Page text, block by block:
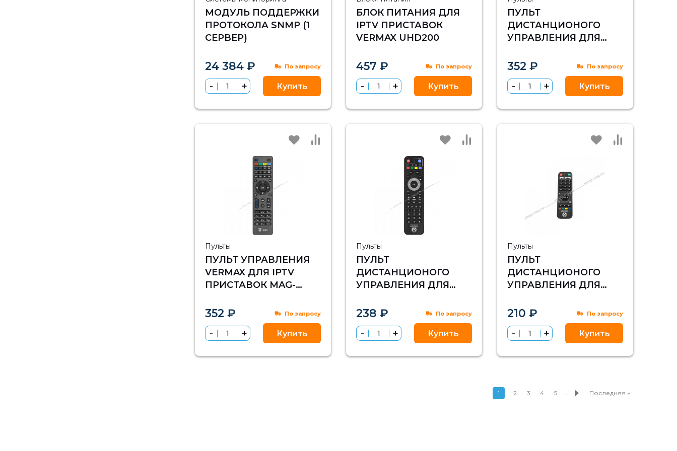
МОДУЛЬ ПОДДЕРЖКИ
ПРОТОКОЛА SNMP (1
СЕРВЕР)
24 384 ₽ По запросу
Купить
БЛОК ПИТАНИЯ ДЛЯ
IPTV ПРИСТАВОК
VERMAX UHD200
457 ₽ По запросу
Купить
ПУЛЬТ
ДИСТАНЦИОНОГО
УПРАВЛЕНИЯ ДЛЯ
VERMAX SLIM
352 ₽ По запросу
Купить
Пульты
ПУЛЬТ УПРАВЛЕНИЯ
VERMAX ДЛЯ IPTV
ПРИСТАВОК MAG-
352 ₽ По запросу
Купить
Пульты
ПУЛЬТ
ДИСТАНЦИОНОГО
УПРАВЛЕНИЯ ДЛЯ
VERMAX СЕМЕЙСТВА
238 ₽ По запросу
Купить
Пульты
ПУЛЬТ
ДИСТАНЦИОНОГО
УПРАВЛЕНИЯ ДЛЯ
VERMAX UHD200 И
210 ₽ По запросу
Купить
1 2 3 4 5 … Последняя »